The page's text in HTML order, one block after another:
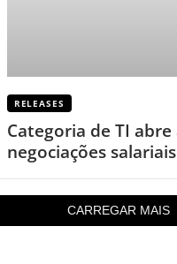
RELEASES
Categoria de TI abre
negociações
2013 com aumento
CARREGAR MAIS